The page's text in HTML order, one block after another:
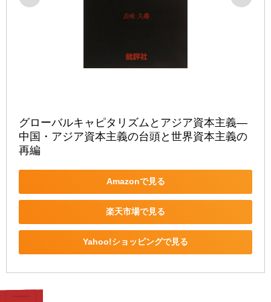
グローバルキャピタリズムとアジア資本主義―
中国・アジア資本主義の台頭と世界資本主義の
再編
Amazonで見る
楽天市場で見る
Yahoo!ショッピングで見る